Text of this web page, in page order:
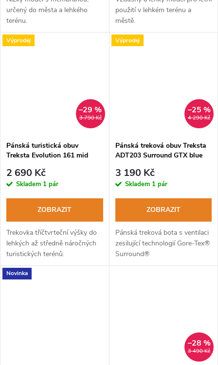
určený do města a lehkého
terénu.
použití v lehkém terénu a
městě.
Výprodej
3 790 Kč
–29 %
Pánská turistická obuv
Treksta Evolution 161 mid
2 690 Kč
Skladem 1 pár
ZOBRAZIT
Trekovka tříčtvrteční výšky do
lehkých až středně náročných
turistických terénů.
Výprodej
4 290 Kč
–25 %
Pánská treková obuv Treksta
ADT203 Surround GTX blue
3 190 Kč
Skladem 1 pár
ZOBRAZIT
Pánská treková bota s ventilaci
zesilující technologií Gore-Tex®
Surround®
Novinka
3 490 Kč
–28 %